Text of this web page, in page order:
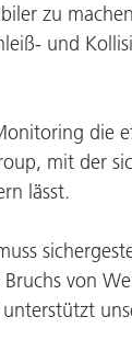
zu
und
die
, mit der
lässt.
von